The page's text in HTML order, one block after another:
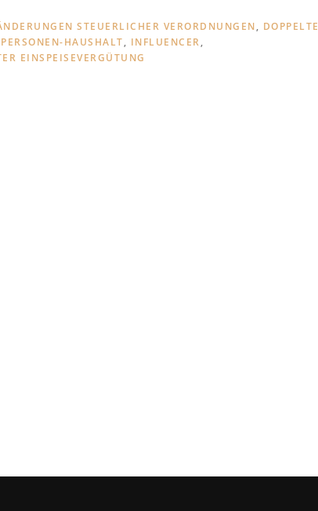
STEUERLICHER VERORDNUNGEN, DOPPELTE
HAUSHALT, INFLUENCER,
EINSPEISEVERGÜTUNG